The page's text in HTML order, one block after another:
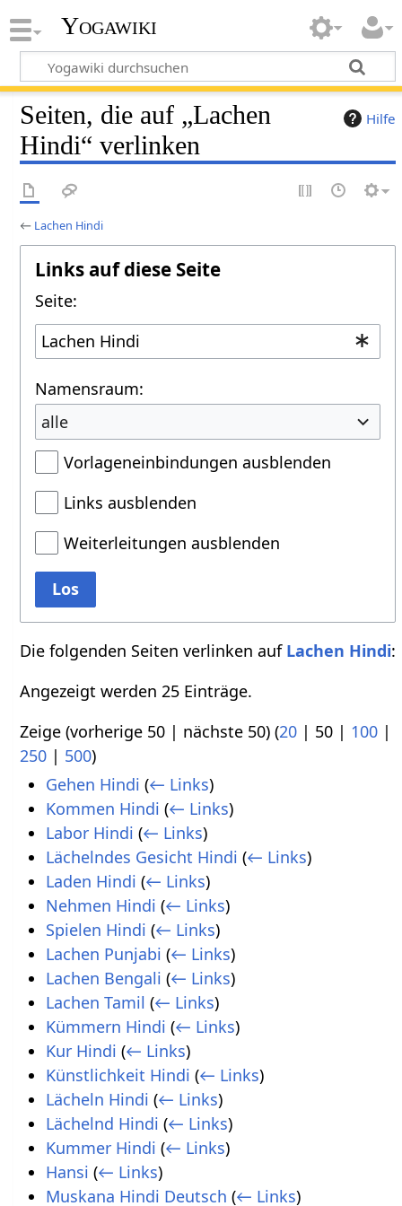
Yogawiki
Hilfe
Seiten, die auf „Lachen
Hindi“ verlinken
← Lachen Hindi
Links auf diese Seite
Seite:
Namensraum:
alle
Vorlageneinbindungen ausblenden
Links ausblenden
Weiterleitungen ausblenden
Los
Die folgenden Seiten verlinken auf Lachen Hindi:
Angezeigt werden 25 Einträge.
Zeige (vorherige 50 | nächste 50) (20 | 50 | 100 |
250 | 500)
Gehen Hindi (← Links)
Kommen Hindi (← Links)
Labor Hindi (← Links)
Lächelndes Gesicht Hindi (← Links)
Laden Hindi (← Links)
Nehmen Hindi (← Links)
Spielen Hindi (← Links)
Lachen Punjabi (← Links)
Lachen Bengali (← Links)
Lachen Tamil (← Links)
Kümmern Hindi (← Links)
Kur Hindi (← Links)
Künstlichkeit Hindi (← Links)
Lächeln Hindi (← Links)
Lächelnd Hindi (← Links)
Kummer Hindi (← Links)
Hansi (← Links)
Muskana Hindi Deutsch (← Links)